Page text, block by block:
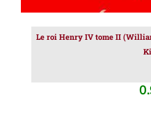
Le roi Henry IV tome II